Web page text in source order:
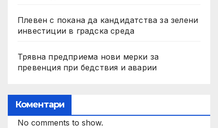
Плевен с покана да кандидатства за зелени
инвестиции в градска среда
Трявна предприема нови мерки за
превенция при бедствия и аварии
Коментари
No comments to show.